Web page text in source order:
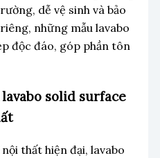
dễ vệ sinh và bảo
những mẫu lavabo
độc đáo, góp phần tôn
solid surface
thất hiện đại, lavabo